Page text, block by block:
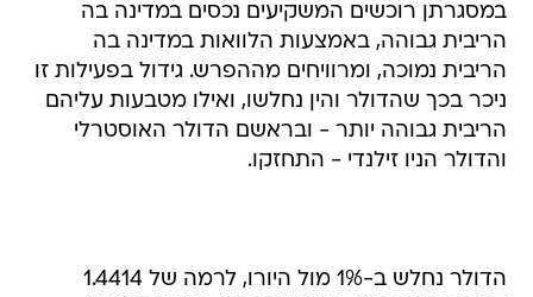
במסגרתן רוכשים המשקיעים נכסים במדינה בה
הריבית גבוהה, באמצעות הלוואות במדינה בה
הריבית נמוכה, ומרוויחים מההפרש. גידול בפעילות זו
ניכר בכך שהדולר והין נחלשו, ואילו מטבעות עליהם
הריבית גבוהה יותר - ובראשם הדולר האוסטרלי
והדולר הניו זילנדי - התחזקו.
הדולר נחלש ב-1% מול היורו, לרמה של 1.4414